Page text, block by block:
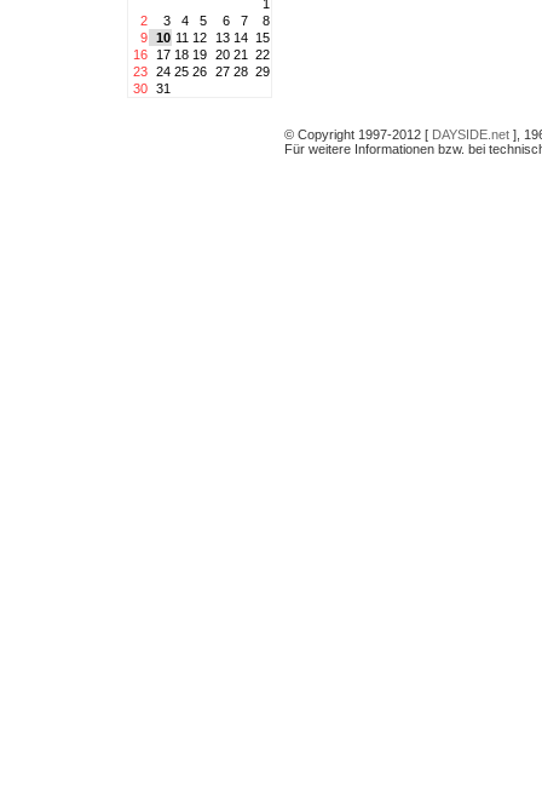
1
2
3 4 5 6 7
8
9 10 11 12 13 14 15
16
17 18 19 20 21
22
23 24 25 26 27 28 29
30 31
© Copyright 1997-2012 [ DAYSIDE.net ],
Für weitere Informationen bzw. bei